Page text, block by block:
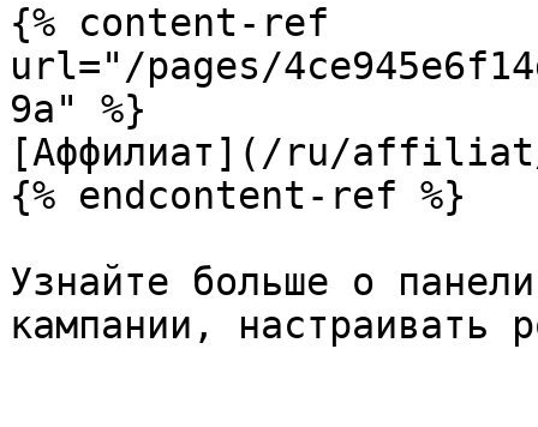
{% content-ref
url="/pages/
9a" %}
[Аффилиат](/ru/
{% endcontent-ref %}
Узнайте больше о